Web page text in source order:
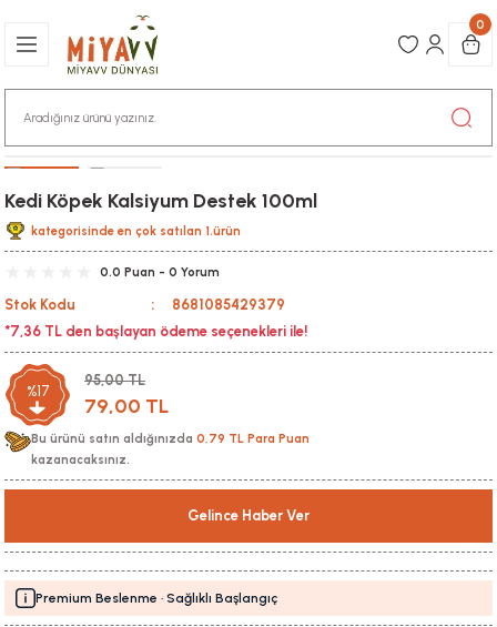
0
Kedi Köpek Kalsiyum Destek 100ml
kategorisinde en çok satılan 1.ürün
0.0 Puan - 0 Yorum
Stok Kodu
8681085429379
*7,36 TL den başlayan ödeme seçenekleri ile!
%17
95,00 TL
79,00 TL
Bu ürünü satın aldığınızda 0,79 TL Para Puan
kazanacaksınız.
Gelince Haber Ver
Premium Beslenme · Sağlıklı Başlangıç